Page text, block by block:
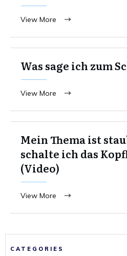
View More
Was sage ich zum
View More
Mein Thema ist
schalte ich das
(Video)
View More
CATEGORIES